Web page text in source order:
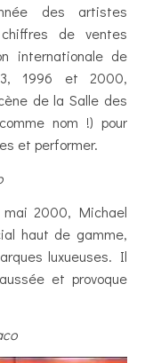
des artistes
de ventes
internationale de
1996 et 2000,
de la Salle des
nom !) pour
et performer.
mai 2000, Michael
haut de gamme,
luxueuses. Il
et provoque